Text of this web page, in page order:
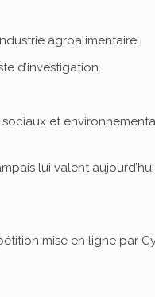
agroalimentaire.
d’investigation.
et
lui valent
mise en ligne par